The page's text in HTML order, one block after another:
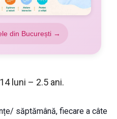
din București →
luni – 2.5 ani.
săptămână, fiecare a câte